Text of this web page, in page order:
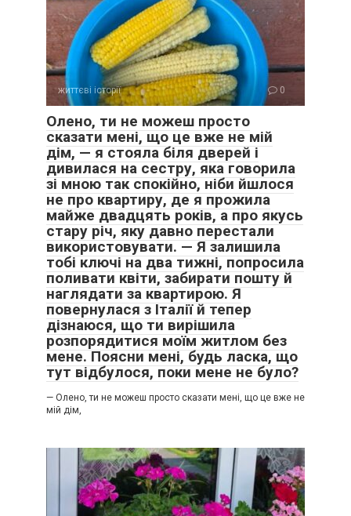
життєві історії 0
Олено, ти не можеш просто
сказати мені, що це вже не мій
дім, — я стояла біля дверей і
дивилася на сестру, яка говорила
зі мною так спокійно, ніби йшлося
не про квартиру, де я прожила
майже двадцять років, а про якусь
стару річ, яку давно перестали
використовувати. — Я залишила
тобі ключі на два тижні, попросила
поливати квіти, забирати пошту й
наглядати за квартирою. Я
повернулася з Італії й тепер
дізнаюся, що ти вирішила
розпорядитися моїм житлом без
мене. Поясни мені, будь ласка, що
тут відбулося, поки мене не було?
— Олено, ти не можеш просто сказати мені, що це вже не
мій дім,